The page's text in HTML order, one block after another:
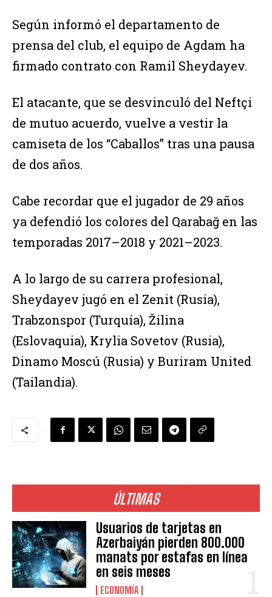
ÚLTIMAS
Usuarios de tarjetas en
Azerbaiyán pierden 800.000
manats por estafas en línea
en seis meses
ECONOMÍA
Según informó el departamento de
prensa del club, el equipo de Agdam ha
firmado contrato con Ramil Sheydayev.
El atacante, que se desvinculó del Neftçi
de mutuo acuerdo, vuelve a vestir la
camiseta de los “Caballos” tras una pausa
de dos años.
Cabe recordar que el jugador de 29 años
ya defendió los colores del Qarabağ en las
temporadas 2017–2018 y 2021–2023.
A lo largo de su carrera profesional,
Sheydayev jugó en el Zenit (Rusia),
Trabzonspor (Turquía), Žilina
(Eslovaquia), Krylia Sovetov (Rusia),
Dinamo Moscú (Rusia) y Buriram United
(Tailandia).